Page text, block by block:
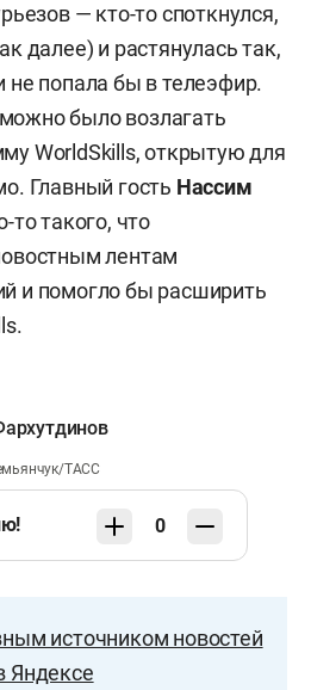
— кто-то споткнулся,
далее) и растянулась так,
не попала бы в телеэфир.
было возлагать
WorldSkills, открытую для
Главный гость Нассим
то такого, что
лентам
и помогло бы расширить
ТАСС
0
источником новостей
Яндексе